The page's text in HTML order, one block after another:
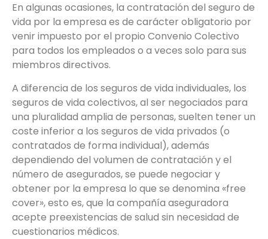
En algunas ocasiones, la contratación del seguro de
vida por la empresa es de carácter obligatorio por
venir impuesto por el propio Convenio Colectivo
para todos los empleados o a veces solo para sus
miembros directivos.
A diferencia de los seguros de vida individuales, los
seguros de vida colectivos, al ser negociados para
una pluralidad amplia de personas, suelten tener un
coste inferior a los seguros de vida privados (o
contratados de forma individual), además
dependiendo del volumen de contratación y el
número de asegurados, se puede negociar y
obtener por la empresa lo que se denomina «free
cover», esto es, que la compañía aseguradora
acepte preexistencias de salud sin necesidad de
cuestionarios médicos.